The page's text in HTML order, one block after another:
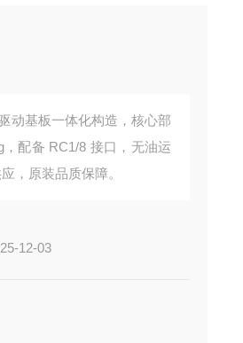
动基板一体化构造，核心部
配备 RC1/8 接口，无油运
，原装品质保障。
12-03